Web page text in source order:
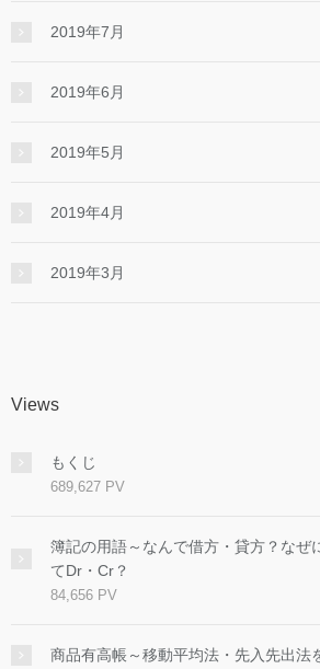
2019年7月
2019年6月
2019年5月
2019年4月
2019年3月
Views
もくじ
689,627 PV
簿記の用語～なんで借方・貸方？なぜ
てDr・Cr？
84,656 PV
商品有高帳～移動平均法・先入先出法